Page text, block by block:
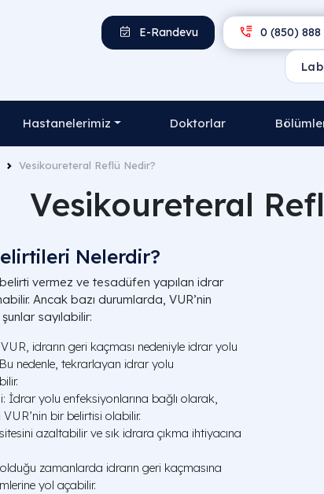
0 (850) 888
E-Randevu
Hastanelerimiz Doktorlar
Vesikoureteral Reflü Nedir?
Vesikoureteral
Nelerdir?
vermez ve tesadüfen yapılan idrar
Ancak bazı durumlarda, VUR’nin
sayılabilir:
idrarın geri kaçması nedeniyle idrar yolu
nedenle, tekrarlayan idrar yolu
İdrar yolu enfeksiyonlarına bağlı olarak,
bir belirtisi olabilir.
azaltabilir ve sık idrara çıkma ihtiyacına
zamanlarda idrarın geri kaçmasına
yol açabilir.